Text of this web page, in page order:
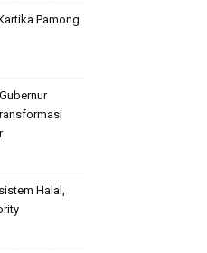
Pamong
Halal,